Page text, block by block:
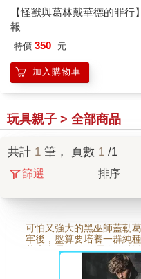
【怪獸與葛林戴華德的罪行
報
特價 350 元
加入購物車
玩具親子 > 全部商品
共計 1 筆， 頁數 1 /1
篩選 排序
可怕又強大的黑巫師蓋勒
牢後，盤算要培養一群純
莫魔生靈。 阿不思鄧不利
特斯卡曼德聯手要阻止葛
精彩魔法對戰即將展開。